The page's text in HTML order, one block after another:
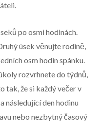
po osmi hodinách.
úsek věnujte rodině,
osm hodin spánku.
rozvrhnete do týdnů,
tak, že si každý večer v
následující den hodinu
nebo nezbytný časový